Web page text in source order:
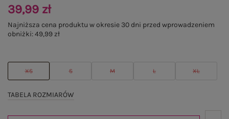
XS S M L XL
TABELA ROZMIARÓW
39,99 zł
Najniższa cena produktu w okresie 30 dni przed wprowadzeniem
obniżki:49,99 zł